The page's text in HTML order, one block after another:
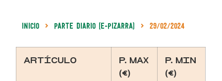
Inicio Parte Diario (e-Pizarra) 29/02/2024
ARTÍCULO
P. MAX
(€)
P. MIN
(€)